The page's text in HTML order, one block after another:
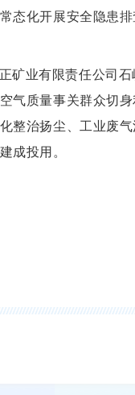
常态化开展安全隐患
矿业有限责任公司
气质量事关群众切身
整治扬尘、工业废
成投用。